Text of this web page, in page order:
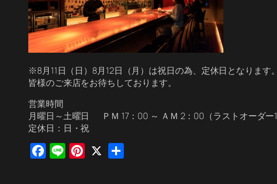
※8月11日（日）8月12日（月）は祝日の為、定休日となります。
皆様のご来店をお待ちしております。
営業時間
月曜日～土曜日 ＰＭ 17：00 ～ ＡＭ 2：00（ラストオーダー1
定休日：日・祝
Facebook
LinePinterest
X